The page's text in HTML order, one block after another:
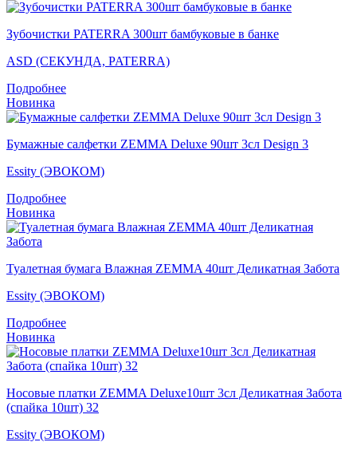
Зубочистки PATERRA 300шт бамбуковые в банке
ASD (СЕКУНДА, PATERRA)
Подробнее
Новинка
Бумажные салфетки ZEMMA Deluxe 90шт 3сл Design 3
Essity (ЭВОКОМ)
Подробнее
Новинка
Туалетная бумага Влажная ZEMMA 40шт Деликатная Забота
Essity (ЭВОКОМ)
Подробнее
Новинка
Носовые платки ZEMMA Deluxe10шт 3сл Деликатная Забота
(спайка 10шт) 32
Essity (ЭВОКОМ)